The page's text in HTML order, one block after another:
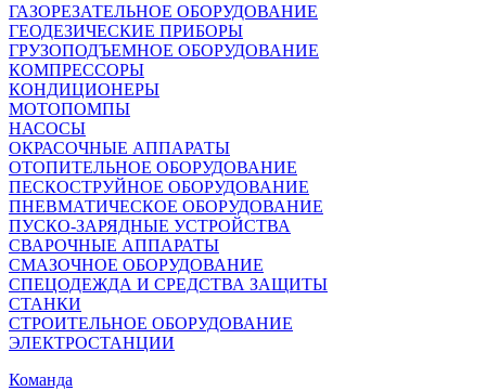
ГАЗОРЕЗАТЕЛЬНОЕ ОБОРУДОВАНИЕ
ГЕОДЕЗИЧЕСКИЕ ПРИБОРЫ
ГРУЗОПОДЪЕМНОЕ ОБОРУДОВАНИЕ
КОМПРЕССОРЫ
КОНДИЦИОНЕРЫ
МОТОПОМПЫ
НАСОСЫ
ОКРАСОЧНЫЕ АППАРАТЫ
ОТОПИТЕЛЬНОЕ ОБОРУДОВАНИЕ
ПЕСКОСТРУЙНОЕ ОБОРУДОВАНИЕ
ПНЕВМАТИЧЕСКОЕ ОБОРУДОВАНИЕ
ПУСКО-ЗАРЯДНЫЕ УСТРОЙСТВА
СВАРОЧНЫЕ АППАРАТЫ
СМАЗОЧНОЕ ОБОРУДОВАНИЕ
СПЕЦОДЕЖДА И СРЕДСТВА ЗАЩИТЫ
СТАНКИ
СТРОИТЕЛЬНОЕ ОБОРУДОВАНИЕ
ЭЛЕКТРОСТАНЦИИ
Команда